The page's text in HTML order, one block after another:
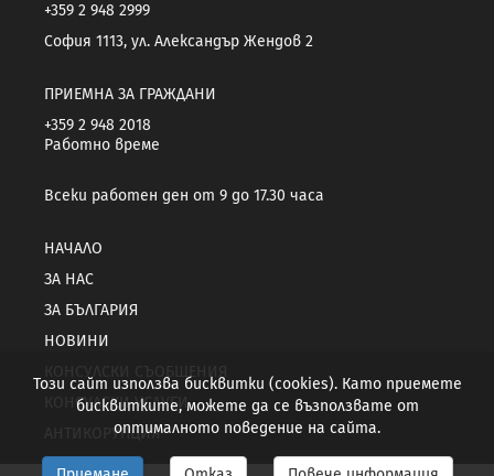
+359 2 948 2999
София 1113, ул. Александър Жендов 2
ПРИЕМНА ЗА ГРАЖДАНИ
+359 2 948 2018
Работно време
Всеки работен ден от 9 до 17.30 часа
НАЧАЛО
ЗА НАС
ЗА БЪЛГАРИЯ
НОВИНИ
КОНСУЛСКИ СЪОБЩЕНИЯ
КОНСУЛСКИ УСЛУГИ
АНТИКОРУПЦИЯ
Този сайт използва бисквитки (cookies). Като приемете
бисквитките, можете да се възползвате от
оптималното поведение на сайта.